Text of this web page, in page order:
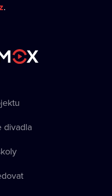
.
divadla